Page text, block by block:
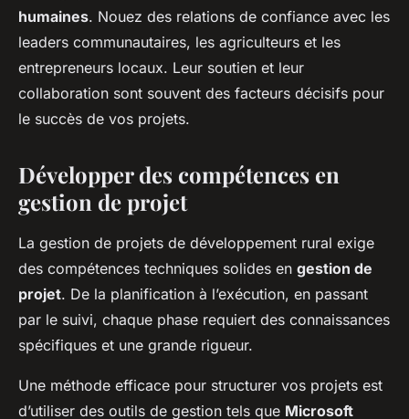
humaines. Nouez des relations de confiance avec les
leaders communautaires, les agriculteurs et les
entrepreneurs locaux. Leur soutien et leur
collaboration sont souvent des facteurs décisifs pour
le succès de vos projets.
Développer des compétences en
gestion de projet
La gestion de projets de développement rural exige
des compétences techniques solides en gestion de
projet. De la planification à l’exécution, en passant
par le suivi, chaque phase requiert des connaissances
spécifiques et une grande rigueur.
Une méthode efficace pour structurer vos projets est
d’utiliser des outils de gestion tels que Microsoft